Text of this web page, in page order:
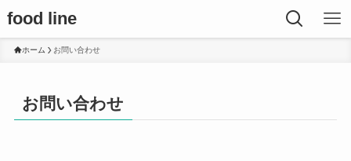
food line
ホーム お問い合わせ
お問い合わせ